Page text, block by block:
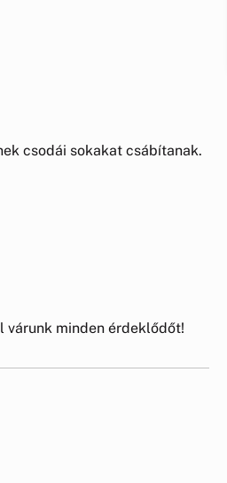
csodái sokakat csábítanak.
várunk minden érdeklődőt!